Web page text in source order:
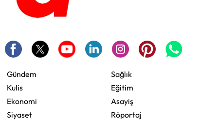
Gündem
Kulis
Ekonomi
Siyaset
Sağlık
Eğitim
Asayiş
Röportaj